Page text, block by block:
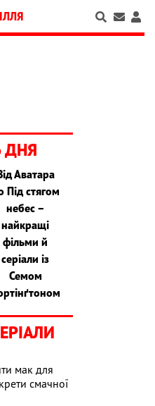
ДНЯ
Аватара
Під стягом
небес –
найкращі
фільми й
серіали із
Семом
мак для
смачної